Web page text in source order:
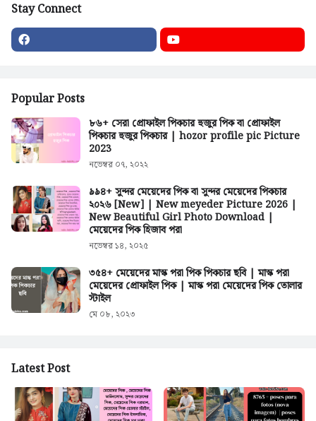
Stay Connect
Popular Posts
৮৬+ সেরা প্রোফাইল পিকচার হুজুর পিক বা প্রোফাইল
পিকচার হুজুর পিকচার | hozor profile pic Picture
2023
নভেম্বর ০৭, ২০২২
৯৯৪+ সুন্দর মেয়েদের পিক বা সুন্দর মেয়েদের পিকচার
২০২৬ [New] | New meyeder Picture 2026 |
New Beautiful Girl Photo Download |
মেয়েদের পিক হিজাব পরা
নভেম্বর ১৪, ২০২৫
৩৫৪+ মেয়েদের মাস্ক পরা পিক পিকচার ছবি | মাস্ক পরা
মেয়েদের প্রোফাইল পিক | মাস্ক পরা মেয়েদের পিক তোলার
স্টাইল
মে ০৮, ২০২৩
Latest Post